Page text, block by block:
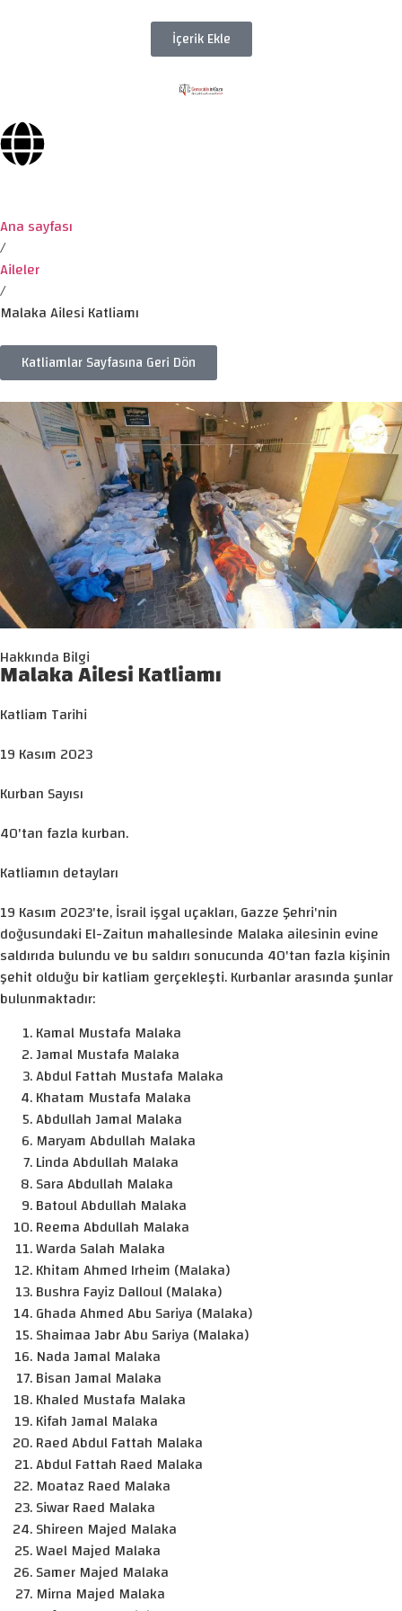
İçerik Ekle
Ana sayfası
/
Aileler
/
Malaka Ailesi Katliamı
Katliamlar Sayfasına Geri Dön
Hakkında Bilgi
Malaka Ailesi Katliamı
Katliam Tarihi
19 Kasım 2023
Kurban Sayısı
40'tan fazla kurban.
Katliamın detayları
19 Kasım 2023'te, İsrail işgal uçakları, Gazze Şehri'nin
doğusundaki El-Zaitun mahallesinde Malaka ailesinin evine
saldırıda bulundu ve bu saldırı sonucunda 40'tan fazla kişinin
şehit olduğu bir katliam gerçekleşti. Kurbanlar arasında şunlar
bulunmaktadır:
Kamal Mustafa Malaka
Jamal Mustafa Malaka
Abdul Fattah Mustafa Malaka
Khatam Mustafa Malaka
Abdullah Jamal Malaka
Maryam Abdullah Malaka
Linda Abdullah Malaka
Sara Abdullah Malaka
Batoul Abdullah Malaka
Reema Abdullah Malaka
Warda Salah Malaka
Khitam Ahmed Irheim (Malaka)
Bushra Fayiz Dalloul (Malaka)
Ghada Ahmed Abu Sariya (Malaka)
Shaimaa Jabr Abu Sariya (Malaka)
Nada Jamal Malaka
Bisan Jamal Malaka
Khaled Mustafa Malaka
Kifah Jamal Malaka
Raed Abdul Fattah Malaka
Abdul Fattah Raed Malaka
Moataz Raed Malaka
Siwar Raed Malaka
Shireen Majed Malaka
Wael Majed Malaka
Samer Majed Malaka
Mirna Majed Malaka